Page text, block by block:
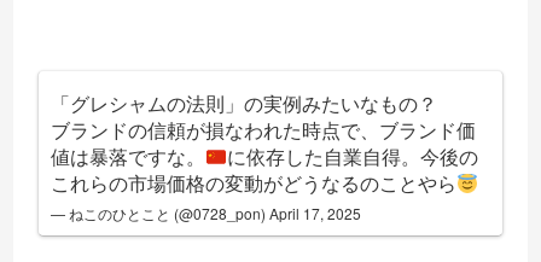
「グレシャムの法則」の実例みたいなもの？
ブランドの信頼が損なわれた時点で、ブランド価
値は暴落ですな。
に依存した自業自得。今後の
これらの市場価格の変動がどうなるのことやら
— ねこのひとこと (@0728_pon)April 17, 2025